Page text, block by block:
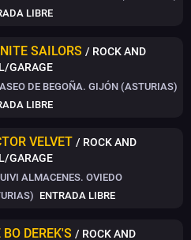
LIBRE
SAILORS / ROCK AND
GARAGE
DE BEGOÑA. GIJÓN (ASTURIAS)
LIBRE
VELVET / ROCK AND
GARAGE
ALMACENES. OVIEDO
ENTRADA LIBRE
BO DEREK'S / ROCK AND